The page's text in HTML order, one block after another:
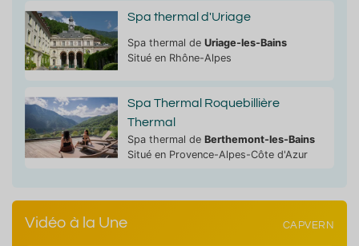
Spa thermal d'Uriage
Spa thermal de Uriage-les-Bains
Situé en Rhône-Alpes
Spa Thermal Roquebillière
Thermal
Spa thermal de Berthemont-les-Bains
Situé en Provence-Alpes-Côte d'Azur
Vidéo à la Une CAPVERN